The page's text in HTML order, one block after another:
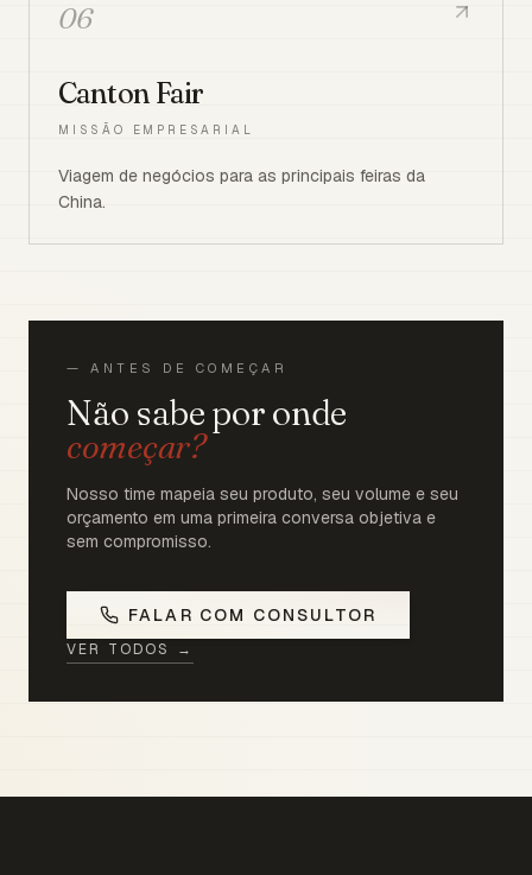
06
Canton Fair
MISSÃO EMPRESARIAL
Viagem de negócios para as principais feiras da
China.
— ANTES DE COMEÇAR
Não sabe por onde
começar?
Nosso time mapeia seu produto, seu volume e seu
orçamento em uma primeira conversa objetiva e
sem compromisso.
FALAR COM CONSULTOR
VER TODOS →